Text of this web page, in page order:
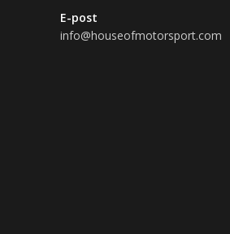
E-post
info@houseofmotorsport.com